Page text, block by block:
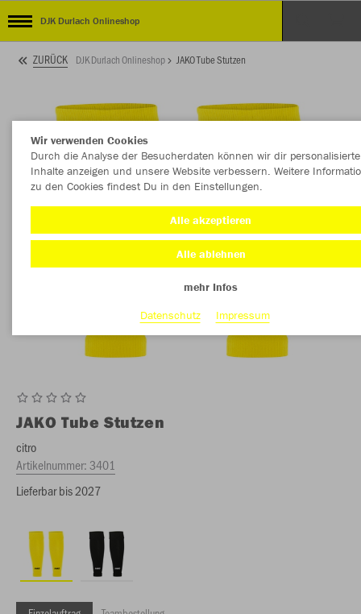
DJK Durlach Onlineshop
ZURÜCK DJK Durlach Onlineshop JAKO Tube Stutzen
JAKO Tube Stutzen
citro
Artikelnummer:3401
Lieferbar bis 2027
Wir verwenden Cookies
Durch die Analyse der Besucherdaten können wir dir personalisierte
Inhalte anzeigen und unsere Website verbessern. Weitere
zu den Cookies findest Du in den Einstellungen.
Alle akzeptieren
Alle ablehnen
mehr Infos
Datenschutz
Impressum